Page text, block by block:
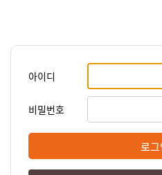
아이디
비밀번호
로그